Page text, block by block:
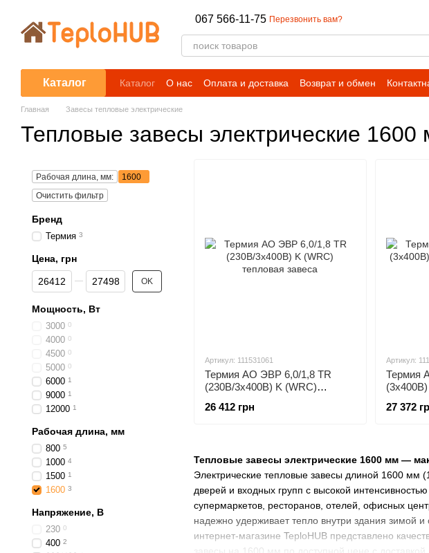
067 566-11-75 Перезвонить вам?
Каталог Каталог О нас Оплата и доставка Возврат и обмен
Блог
Главная Завесы тепловые электрические
Тепловые завесы электрические 1600
Тепловые завесы электрические 1600 мм —
Электрические тепловые завесы длиной 1600 мм
дверей и входных групп с высокой
супермаркетов, ресторанов, отелей, офисных
надежно удерживает тепло внутри здания зимой
интернет-магазине TeploHUB представлено
Артикул: 111531061
Термия АО ЭВР 6,0/1,8 TR
(230В/3х400В) K (WRC)
26 412 грн
Артикул:
Термия АО ЭВР 9,0/1,8 TR
27 372
Рабочая длина, мм:
1600
Очистить фильтр
Бренд
Термия 3
Цена, грн
От Цена, грн
До Цена, грн OK
Мощность, Вт
3000 0
4000 0
4500 0
5000 0
6000 1
9000 1
12000 1
Рабочая длина, мм
800 5
1000 4
1500 1
1600 3
Напряжение, В
230 0
400 2